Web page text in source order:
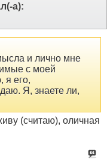
а):
и лично мне
с моей
я его,
Я, знаете ли,
(считаю), оличная